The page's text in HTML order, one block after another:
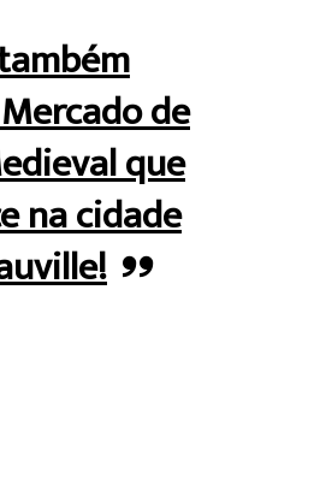
de
que
na cidade